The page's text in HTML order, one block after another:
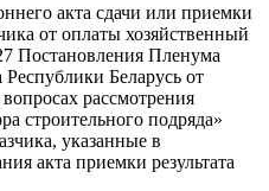
акта сдачи или приемки
от оплаты хозяйственный
Постановления Пленума
Беларусь от
рассмотрения
строительного подряда»
указанные в
акта приемки результата